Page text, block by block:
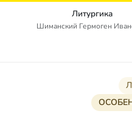
Литургика
Шиманский Гермоген